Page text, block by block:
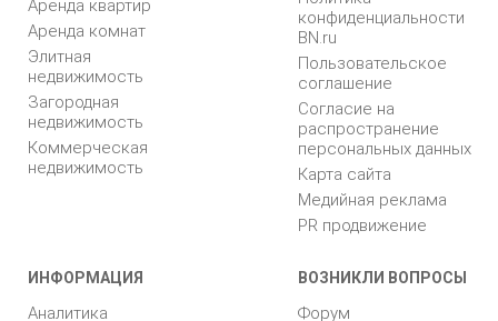
Аренда квартир
Аренда комнат
Элитная
недвижимость
Загородная
недвижимость
Коммерческая
недвижимость
конфиденциальности
BN.ru
Пользовательское
соглашение
Согласие на
распространение
персональных данных
Карта сайта
Медийная реклама
PR продвижение
ИНФОРМАЦИЯ
Аналитика
ВОЗНИКЛИ ВОПРОСЫ
Форум